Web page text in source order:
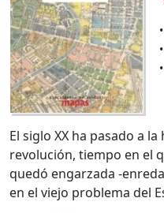
El siglo XX ha pasado a
revolución, tiempo en el
quedó engarzada -
en el viejo problema del